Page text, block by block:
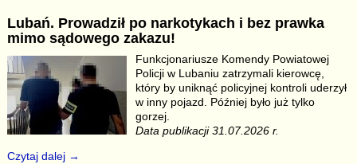
e
b
o
o
k
y
Li
n
k
e
Lubań. Prowadził po narkotykach i bez prawka
mimo sądowego zakazu!
Funkcjonariusze Komendy Powiatowej
Policji w Lubaniu zatrzymali kierowcę,
który by uniknąć policyjnej kontroli uderzył
w inny pojazd. Później było już tylko
gorzej.
Data publikacji 31.07.2026 r.
Czytaj dalej →